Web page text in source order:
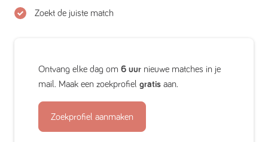
Zoekt de juiste match
Ontvang elke dag om 6 uur nieuwe matches in je
mail. Maak een zoekprofiel gratis aan.
Zoekprofiel aanmaken